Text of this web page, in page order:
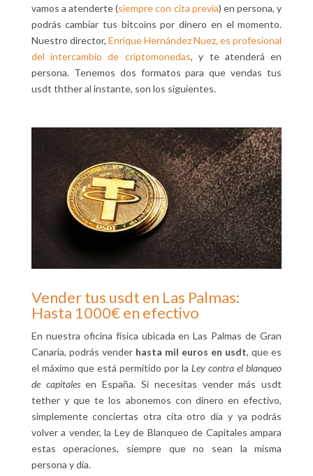
vamos a atenderte (siempre con cita previa) en persona, y
podrás cambiar tus bitcoins por dinero en el momento.
Nuestro director, Enrique Hernández Nuez, es profesional
del intercambio de criptomonedas, y te atenderá en
persona. Tenemos dos formatos para que vendas tus
usdt thther al instante, son los siguientes.
Vender tus usdt en Las Palmas:
Hasta 1000€ en efectivo
En nuestra oficina física ubicada en Las Palmas de Gran
Canaria, podrás vender hasta mil euros en usdt, que es
el máximo que está permitido por laLey contra el blanqueo
de capitalesen España. Si necesitas vender más usdt
tether y que te los abonemos con dinero en efectivo,
simplemente conciertas otra cita otro día y ya podrás
volver a vender, la Ley de Blanqueo de Capitales ampara
estas operaciones, siempre que no sean la misma
persona y día.